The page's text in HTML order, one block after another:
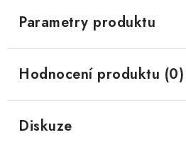
Parametry produktu
Hodnocení produktu (0)
Diskuze